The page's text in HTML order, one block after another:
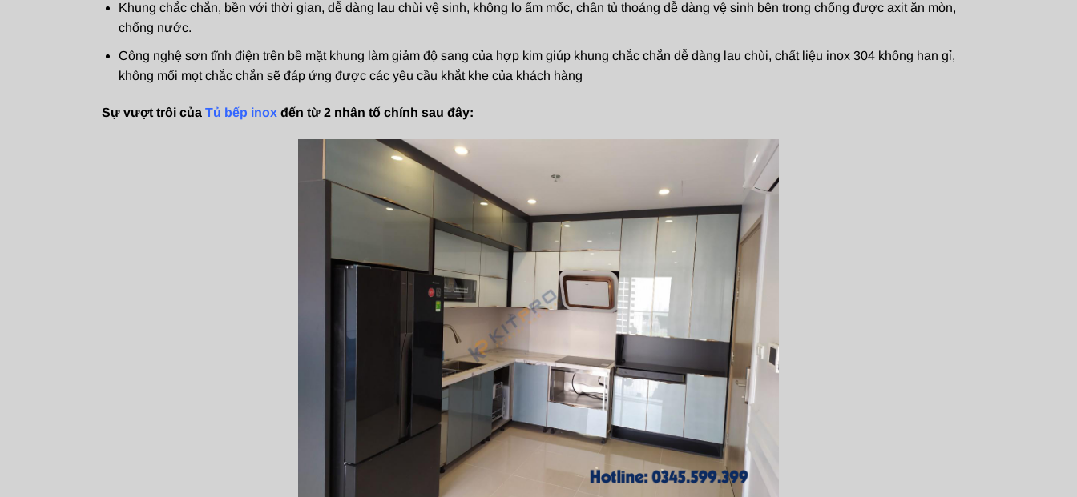
Khung chắc chắn, bền với thời gian, dễ dàng lau chùi vệ sinh, không lo ẩm mốc, chân tủ thoáng dễ dàng vệ sinh bên trong chống được axit ăn mòn,
chống nước.
Công nghệ sơn tĩnh điện trên bề mặt khung làm giảm độ sang của hợp kim giúp khung chắc chắn dễ dàng lau chùi, chất liệu inox 304 không han gỉ,
không mối mọt chắc chắn sẽ đáp ứng được các yêu cầu khắt khe của khách hàng
Sự vượt trôi của Tủ bếp inox đến từ 2 nhân tố chính sau đây: